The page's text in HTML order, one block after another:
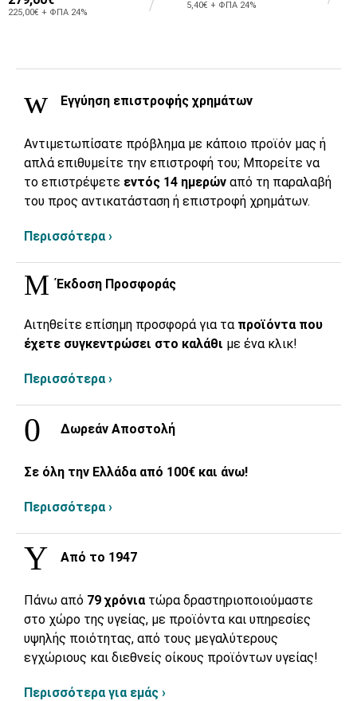
225,00€ + ΦΠΑ 24%
5,40€ + ΦΠΑ 24%
Εγγύηση επιστροφής χρημάτων
Αντιμετωπίσατε πρόβλημα με κάποιο προϊόν μας ή
απλά επιθυμείτε την επιστροφή του; Μπορείτε να
το επιστρέψετε εντός 14 ημερών από τη παραλαβή
του προς αντικατάσταση ή επιστροφή χρημάτων.
Περισσότερα ›
Έκδοση Προσφοράς
Αιτηθείτε επίσημη προσφορά για τα προϊόντα που
έχετε συγκεντρώσει στο καλάθι με ένα κλικ!
Περισσότερα ›
Δωρεάν Αποστολή
Σε όλη την Ελλάδα από 100€ και άνω!
Περισσότερα ›
Από το 1947
Πάνω από 79 χρόνια τώρα δραστηριοποιούμαστε
στο χώρο της υγείας, με προϊόντα και υπηρεσίες
υψηλής ποιότητας, από τους μεγαλύτερους
εγχώριους και διεθνείς οίκους προϊόντων υγείας!
Περισσότερα για εμάς ›